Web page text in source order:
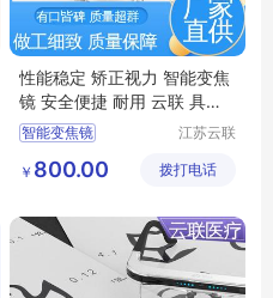
性能稳定 矫正视力 智能变焦
镜 安全便捷 耐用 云联 具体
洽谈
智能变焦镜
屈光调节训练镜
江苏云联
装备有限
￥ 800.00 拨打电话